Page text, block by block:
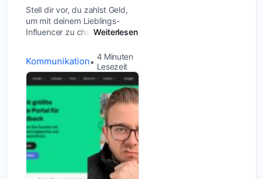
Stell dir vor, du zahlst Geld,
um mit deinem Lieblings-
Influencer zu chatten – und
dass du die ganze Zeit mit
einem Bot oder einer fremden
Person geschrieben hast.
Genau das...
Weiterlesen
Kommunikation 4 Minuten
Lesezeit